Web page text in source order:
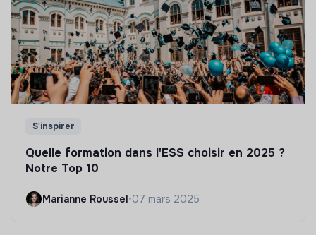
S'inspirer
Quelle formation dans l'ESS choisir en 2025 ?
Notre Top 10
Marianne Roussel•07 mars 2025